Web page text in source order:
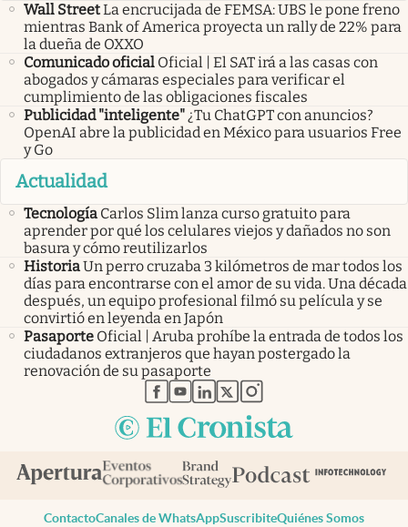
Wall StreetLa encrucijada de FEMSA: UBS le pone freno
mientras Bank of America proyecta un rally de 22% para
la dueña de OXXO
Comunicado oficial Oficial | El SAT irá a las casas con
abogados y cámaras especiales para verificar el
cumplimiento de las obligaciones fiscales
Publicidad "inteligente"¿Tu ChatGPT con anuncios?
OpenAI abre la publicidad en México para usuarios Free
y Go
Actualidad
Tecnología Carlos Slim lanza curso gratuito para
aprender por qué los celulares viejos y dañados no son
basura y cómo reutilizarlos
HistoriaUn perro cruzaba 3 kilómetros de mar todos los
días para encontrarse con el amor de su vida. Una década
después, un equipo profesional filmó su película y se
convirtió en leyenda en Japón
Pasaporte Oficial | Aruba prohíbe la entrada de todos los
ciudadanos extranjeros que hayan postergado la
renovación de su pasaporte
abre en nueva pestaña
abre en nueva pestaña
abre en nueva pestaña
abre en nueva pestaña
abre en nueva pestaña
ContactoCanales de WhatsAppSuscribiteQuiénes Somos